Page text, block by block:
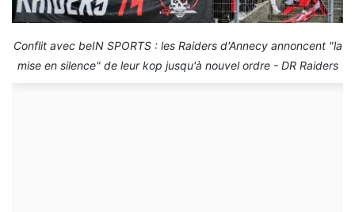
Conflit avec beIN SPORTS : les Raiders d'Annecy annoncent "la
mise en silence" de leur kop jusqu'à nouvel ordre - DR Raiders